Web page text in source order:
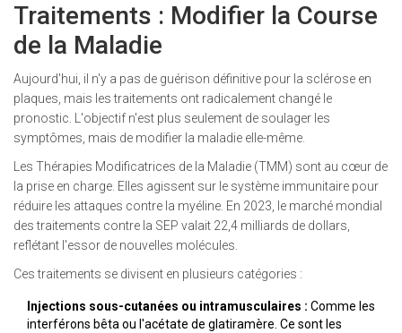
Traitements : Modifier la Course
de la Maladie
Aujourd'hui, il n'y a pas de guérison définitive pour la sclérose en
plaques, mais les traitements ont radicalement changé le
pronostic. L'objectif n'est plus seulement de soulager les
symptômes, mais de modifier la maladie elle-même.
Les Thérapies Modificatrices de la Maladie (TMM) sont au cœur de
la prise en charge. Elles agissent sur le système immunitaire pour
réduire les attaques contre la myéline. En 2023, le marché mondial
des traitements contre la SEP valait 22,4 milliards de dollars,
reflétant l'essor de nouvelles molécules.
Ces traitements se divisent en plusieurs catégories :
Injections sous-cutanées ou intramusculaires : Comme les
interférons bêta ou l'acétate de glatiramère. Ce sont les